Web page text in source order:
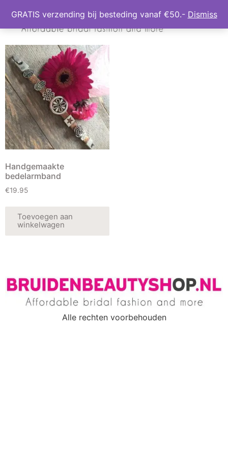
Handgemaakte
bedelarmband
€19.95
Toevoegen aan
winkelwagen
Alle rechten voorbehouden
GRATIS verzending bij besteding vanaf €50.- Dismiss